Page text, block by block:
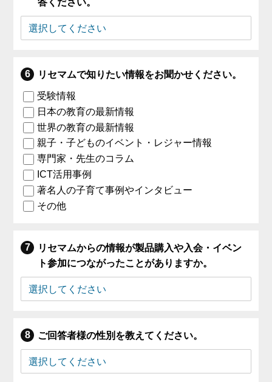
答ください。
リセマムで知りたい情報をお聞かせください。
受験情報
日本の教育の最新情報
世界の教育の最新情報
親子・子どものイベント・レジャー情報
専門家・先生のコラム
ICT活用事例
著名人の子育て事例やインタビュー
その他
リセマムからの情報が製品購入や入会・イベン
ト参加につながったことがありますか。
ご回答者様の性別を教えてください。